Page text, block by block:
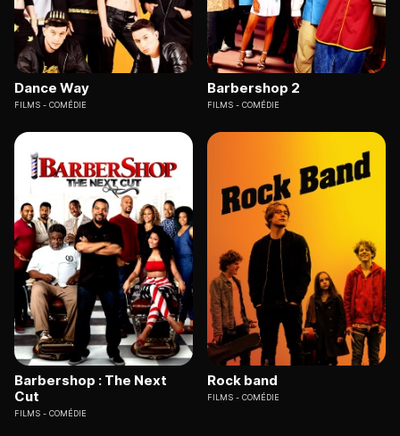
Dance Way
FILMS COMÉDIE
Barbershop 2
FILMS COMÉDIE
Barbershop : The Next
Cut
FILMS COMÉDIE
Rock band
FILMS COMÉDIE